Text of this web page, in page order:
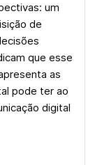
um
de
que esse
as
pode ter ao
digital